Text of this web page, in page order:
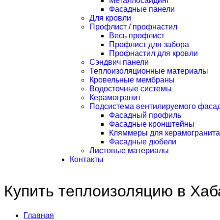
Фасадные панели
Для кровли
Профлист / профнастил
Весь профлист
Профлист для забора
Профнастил для кровли
Сэндвич панели
Теплоизоляционные материалы
Кровельные мембраны
Водосточные системы
Керамогранит
Подсистема вентилируемого
Фасадный профиль
Фасадные кронштейны
Кляммеры для керамогранита
Фасадные дюбели
Листовые материалы
Контакты
Купить теплоизоляцию в
Главная